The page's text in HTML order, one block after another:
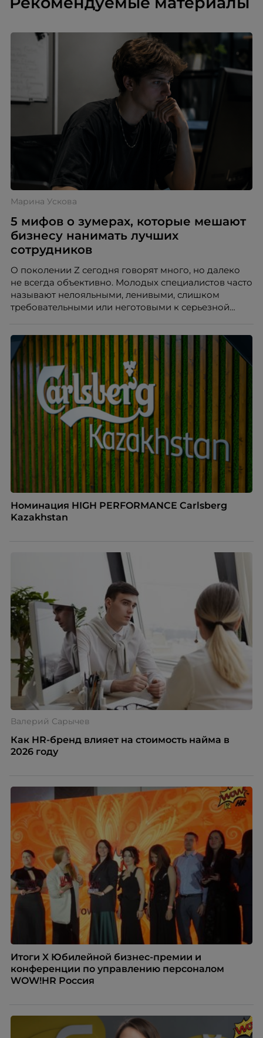
Марина Ускова
5 мифов о зумерах, которые мешают
бизнесу нанимать лучших
сотрудников
О поколении Z сегодня говорят много, но далеко
не всегда объективно. Молодых специалистов часто
называют нелояльными, ленивыми, слишком
требовательными или неготовыми к серьезной
кадровых ошибок. В этой статье Марина Ускова,
руководитель отдела подбора персонала
рекрутинговой компании, разбирает самые
распространенные мифы о зумерах и объясняет,
почему устаревшие представления мешают
бизнесу находить и удерживать сильных
сотрудников.
Номинация HIGH PERFORMANCE Carlsberg
Kazakhstan
Валерий Сарычев
Как HR-бренд влияет на стоимость найма в
2026 году
Итоги X Юбилейной бизнес-премии и
конференции по управлению персоналом
WOW!HR Россия